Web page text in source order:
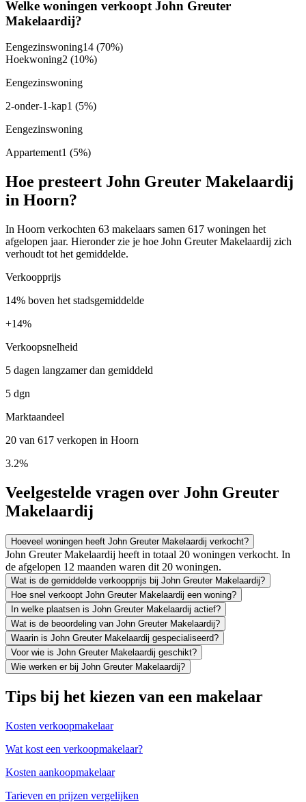
Welke woningen verkoopt John Greuter
Makelaardij?
Eengezinswoning14 (70%)
Hoekwoning2 (10%)
Eengezinswoning
2-onder-1-kap1 (5%)
Eengezinswoning
Appartement1 (5%)
Hoe presteert John Greuter Makelaardij
in Hoorn?
In Hoorn verkochten 63 makelaars samen 617 woningen het
afgelopen jaar. Hieronder zie je hoe John Greuter Makelaardij zich
verhoudt tot het gemiddelde.
Verkoopprijs
14% boven het stadsgemiddelde
+14%
Verkoopsnelheid
5 dagen langzamer dan gemiddeld
5 dgn
Marktaandeel
20 van 617 verkopen in Hoorn
3.2%
Veelgestelde vragen over John Greuter
Makelaardij
Hoeveel woningen heeft John Greuter Makelaardij verkocht?
John Greuter Makelaardij heeft in totaal 20 woningen verkocht. In
de afgelopen 12 maanden waren dit 20 woningen.
Wat is de gemiddelde verkoopprijs bij John Greuter Makelaardij?
Hoe snel verkoopt John Greuter Makelaardij een woning?
In welke plaatsen is John Greuter Makelaardij actief?
Wat is de beoordeling van John Greuter Makelaardij?
Waarin is John Greuter Makelaardij gespecialiseerd?
Voor wie is John Greuter Makelaardij geschikt?
Wie werken er bij John Greuter Makelaardij?
Tips bij het kiezen van een makelaar
Kosten verkoopmakelaar
Wat kost een verkoopmakelaar?
Kosten aankoopmakelaar
Tarieven en prijzen vergelijken